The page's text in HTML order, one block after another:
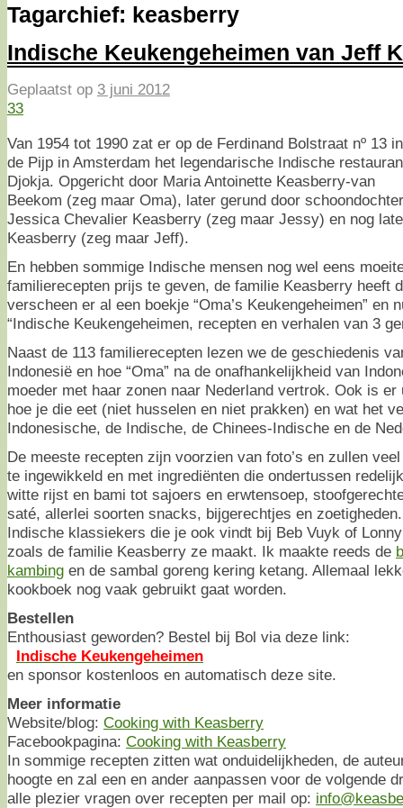
Tagarchief: keasberry
Indische Keukengeheimen van Jeff
Geplaatst op 3 juni 2012
33
Van 1954 tot 1990 zat er op de Ferdinand Bolstraat nº 13 in
de Pijp in Amsterdam het legendarische Indische
Djokja. Opgericht door Maria Antoinette Keasberry-van
Beekom (zeg maar Oma), later gerund door schoondochter
Jessica Chevalier Keasberry (zeg maar Jessy) en nog
Keasberry (zeg maar Jeff).
En hebben sommige Indische mensen nog wel eens
familierecepten prijs te geven, de familie Keasberry heeft
verscheen er al een boekje “Oma’s Keukengeheimen” en
“Indische Keukengeheimen, recepten en verhalen van 3
Naast de 113 familierecepten lezen we de geschiedenis
Indonesië en hoe “Oma” na de onafhankelijkheid van
moeder met haar zonen naar Nederland vertrok. Ook is
hoe je die eet (niet husselen en niet prakken) en wat het
Indonesische, de Indische, de Chinees-Indische en de
De meeste recepten zijn voorzien van foto’s en zullen
te ingewikkeld en met ingrediënten die ondertussen
witte rijst en bami tot sajoers en erwtensoep,
saté, allerlei soorten snacks, bijgerechtjes en
Indische klassiekers die je ook vindt bij Beb Vuyk of
zoals de familie Keasberry ze maakt. Ik maakte reeds de
kambing en de sambal goreng kering ketang. Allemaal
kookboek nog vaak gebruikt gaat worden.
Bestellen
Enthousiast geworden? Bestel bij Bol via deze link:
Indische Keukengeheimen
en sponsor kostenloos en automatisch deze site.
Meer informatie
Website/blog: Cooking with Keasberry
Facebookpagina: Cooking with Keasberry
In sommige recepten zitten wat onduidelijkheden, de
hoogte en zal een en ander aanpassen voor de volgende
alle plezier vragen over recepten per mail op: